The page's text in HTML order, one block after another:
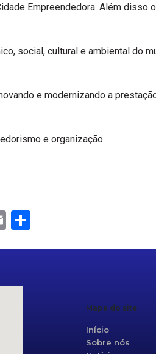
Empreendedora. Além
social, cultural e ambiental do
e modernizando a
e organização
Email
Mapa do site
Início
Sobre nós